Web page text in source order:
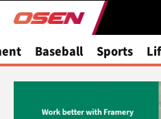
Baseball Sports